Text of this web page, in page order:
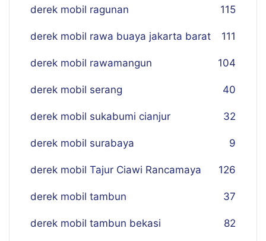
derek mobil ragunan 115
derek mobil rawa buaya jakarta barat 111
derek mobil rawamangun 104
derek mobil serang 40
derek mobil sukabumi cianjur 32
derek mobil surabaya 9
derek mobil Tajur Ciawi Rancamaya 126
derek mobil tambun 37
derek mobil tambun bekasi 82